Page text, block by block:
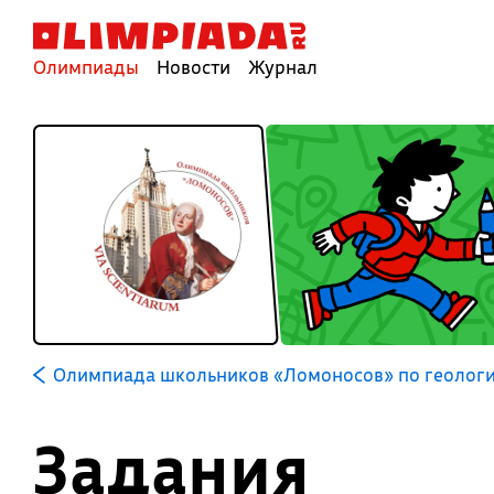
Олимпиады Новости Журнал
Олимпиада школьников «Ломоносов» по
Задания